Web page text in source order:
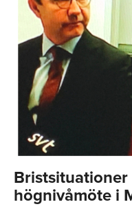
högnivåmöte i